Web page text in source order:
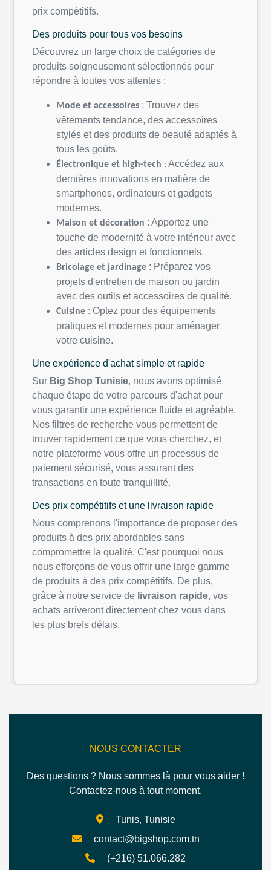
prix compétitifs
Des produits pour tous vos besoins
Découvrez un large choix de catégories de
produits soigneusement sélectionnés pour
répondre à toutes vos attentes :
Mode et accessoires : Trouvez des
vêtements tendance, des accessoires
stylés et des produits de beauté adaptés à
tous les goûts
Électronique et high-tech : Accédez aux
dernières innovations en matière de
smartphones, ordinateurs et gadgets
modernes
Maison et décoration : Apportez une
touche de modernité à votre intérieur avec
des articles design etfonctionnels
Bricolage et jardinage : Préparez vos
projets d'entretien de maison ou jardin
avec des outils et accessoires de qualité
Cuisine : Optez pour des équipements
pratiques et modernes pour aménager
votre cuisine.
Une expérience d'achatsimple et rapide
Sur Big Shop Tunisie , nous avons optimisé
chaque étape de votre parcours d'achatpour
vous garantir une expérience fluide et agréable
Nos filtres de recherche vous permettentde
trouver rapidement ce que vous cherchez , et
notre plateforme vous offre un processus de
paiement sécurisé vous assurantdes
transactions en toute tranquillité
Des prix compétitifs et une livraison rapide
Nous comprenons l'importance de proposer des
produits à des prix abordables sans
compromettre la qualité C'est pourquoi nous
nous efforçons de vous offrir une large gamme
de produits à des prix compétitifs . De plus,
grâce à notre service de livraison rapide vos
achats arriveront directementchez vous dans
les plus brefs délais
NOUS CONTACTER
Des questions ? Nous sommes là pour vous aider !
Contactez-nous à tout moment.
Tunis, Tunisie
contact@bigshop.com.tn
(+216) 51.066.282